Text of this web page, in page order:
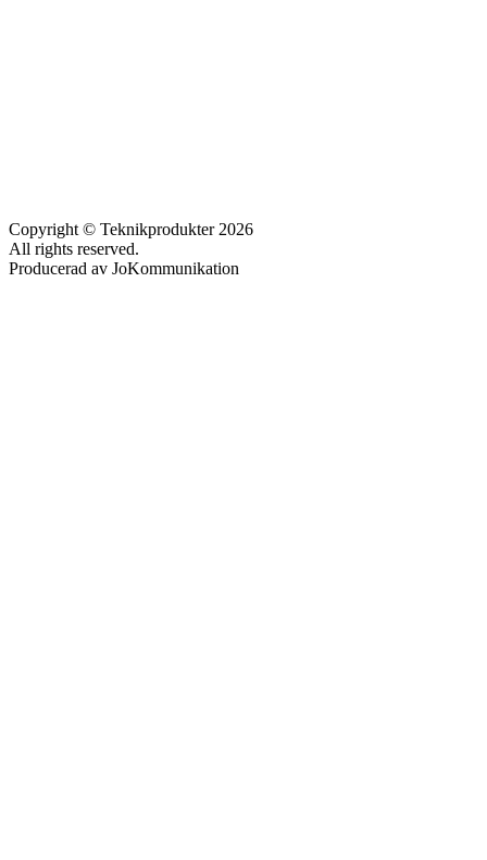
Copyright © Teknikprodukter 2026
All rights reserved.
Producerad av JoKommunikation